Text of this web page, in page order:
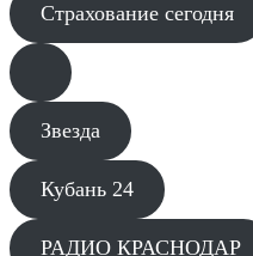
Страхование сегодня
Звезда
Кубань 24
РАДИО КРАСНОДАР